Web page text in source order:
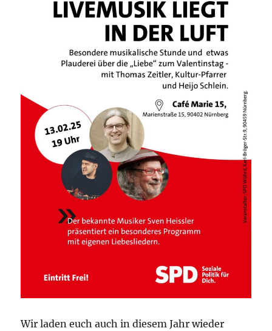
Wir laden euch auch in diesem Jahr wieder